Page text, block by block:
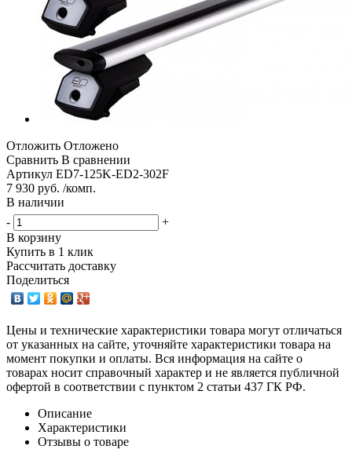
Отложить Отложено
Сравнить В сравнении
Артикул ED7-125K-ED2-302F
7 930 руб. /комп.
В наличии
-
+
В корзину
Купить в 1 клик
Рассчитать доставку
Поделиться
Цены и технические характеристики товара могут отличаться
от указанных на сайте, уточняйте характеристики товара на
момент покупки и оплаты. Вся информация на сайте о
товарах носит справочный характер и не является публичной
офертой в соответствии с пунктом 2 статьи 437 ГК РФ.
Описание
Характеристики
Отзывы о товаре